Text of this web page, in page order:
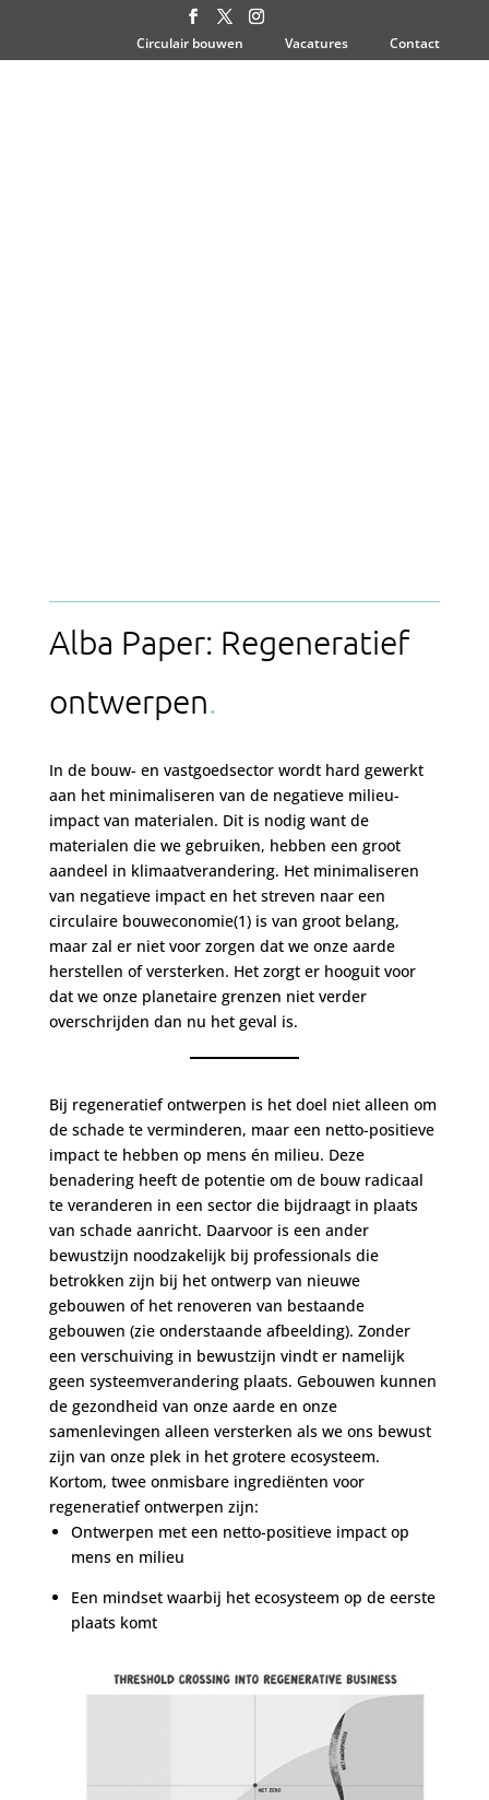
Circulair bouwen Vacatures Contact
Alba Paper: Regeneratief
ontwerpen
In de bouw- en vastgoedsector wordt hard gewerkt
aan het minimaliseren van de negatieve milieu-
impact van materialen. Dit is nodig want de
materialen die we gebruiken, hebben een groot
aandeel in klimaatverandering. Het minimaliseren
van negatieve impact en het streven naar een
circulaire bouweconomie(1) is van groot belang,
maar zal er niet voor zorgen dat we onze aarde
herstellen of versterken. Het zorgt er hooguit voor
dat we onze planetaire grenzen niet verder
overschrijden dan nu het geval is.
Bij regeneratief ontwerpen is het doel niet alleen om
de schade te verminderen, maar een netto-positieve
impact te hebben op mens én milieu. Deze
benadering heeft de potentie om de bouw radicaal
te veranderen in een sector die bijdraagt in plaats
van schade aanricht. Daarvoor is een ander
bewustzijn noodzakelijk bij professionals die
betrokken zijn bij het ontwerp van nieuwe
gebouwen of het renoveren van bestaande
gebouwen (zie onderstaande afbeelding). Zonder
een verschuiving in bewustzijn vindt er namelijk
geen systeemverandering plaats. Gebouwen kunnen
de gezondheid van onze aarde en onze
samenlevingen alleen versterken als we ons bewust
zijn van onze plek in het grotere ecosysteem.
Kortom, twee onmisbare ingrediënten voor
regeneratief ontwerpen zijn:
Ontwerpen met een netto-positieve impact op
mens en milieu
Een mindset waarbij het ecosysteem op de eerste
plaats komt